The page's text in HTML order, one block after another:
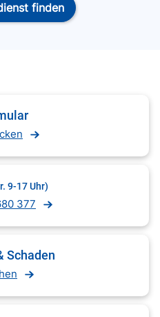
finden
9-17 Uhr)
377
Schaden